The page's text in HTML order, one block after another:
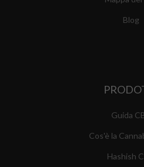
Blog
Guida
Cos'è la
Hashish